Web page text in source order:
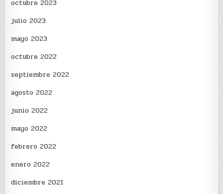
octubre 2023
julio 2023
mayo 2023
octubre 2022
septiembre 2022
agosto 2022
junio 2022
mayo 2022
febrero 2022
enero 2022
diciembre 2021